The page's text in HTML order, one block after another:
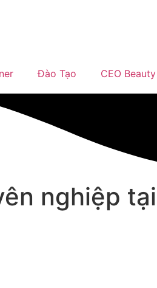
Đào Tạo CEO
nghiệp